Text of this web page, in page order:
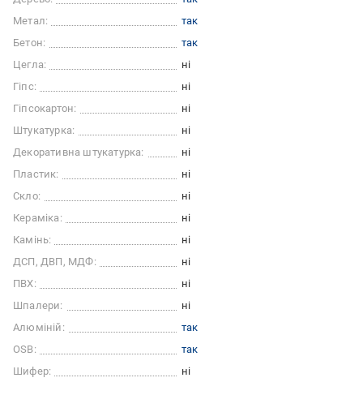
Метал:
так
Бетон:
так
Цегла:
ні
Гіпс:
ні
Гіпсокартон:
ні
Штукатурка:
ні
Декоративна штукатурка:
ні
Пластик:
ні
Скло:
ні
Кераміка:
ні
Камінь:
ні
ДСП, ДВП, МДФ:
ні
ПВХ:
ні
Шпалери:
ні
Алюміній:
так
OSB:
так
Шифер:
ні